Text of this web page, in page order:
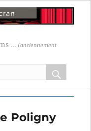
... (anciennement
OK
Poligny